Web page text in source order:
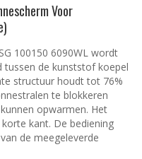
Voor
100150 6090WL wordt
tussen de kunststof koepel
structuur houdt tot 76%
te blokkeren
opwarmen. Het
kant. De bediening
de meegeleverde